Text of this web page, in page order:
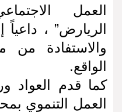
العمل
الريارض” ، داعياً
والاستفادة
الواقع.
كما قدم
العمل التنموي